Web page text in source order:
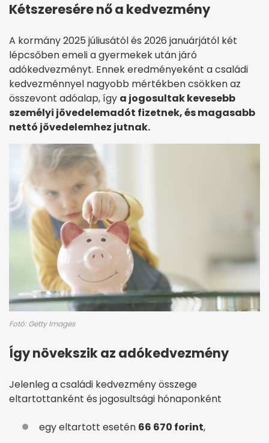
Kétszeresére nő a kedvezmény
A kormány 2025 júliusától és 2026 januárjától két
lépcsőben emeli a gyermekek után járó
adókedvezményt. Ennek eredményeként a családi
kedvezménnyel nagyobb mértékben csökken az
összevont adóalap, így a jogosultak kevesebb
személyi jövedelemadót fizetnek, és magasabb
nettó jövedelemhez jutnak.
Fotó: Getty Images
Így növekszik az adókedvezmény
Jelenleg a családi kedvezmény összege
eltartottanként és jogosultsági hónaponként
egy eltartott esetén 66 670 forint,